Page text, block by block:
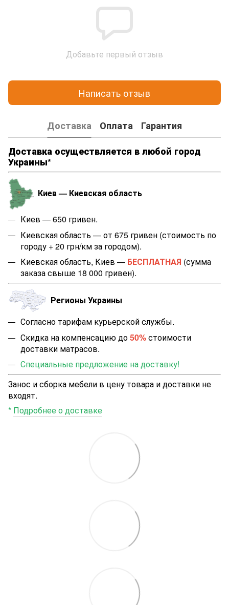
Добавьте первый отзыв
Написать отзыв
Доставка Оплата
Гарантия
Доставка осуществляется в любой город
Украины*
Киев — Киевская область
Киев — 650 гривен.
Киевская область — от 675 гривен (стоимость по
городу + 20 грн/км за городом).
Киевская область, Киев — БЕСПЛАТНАЯ (сумма
заказа свыше 18 000 гривен).
Регионы Украины
Согласно тарифам курьерской службы.
Скидка на компенсацию до50%стоимости
доставки матрасов.
Специальные предложение на доставку!
Занос и сборка мебели в цену товара и доставки не
входят.
* Подробнее о доставке